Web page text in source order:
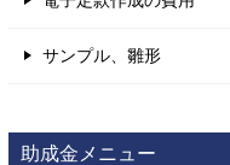
サンプル、雛形
助成金メニュー